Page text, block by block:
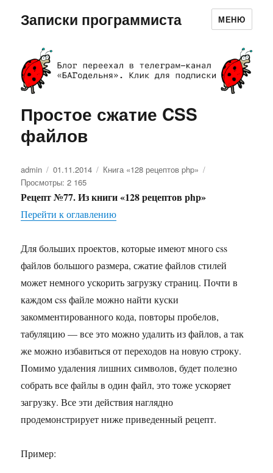
Записки программиста МЕНЮ
Простое сжатие CSS
файлов
Автор
admin Опубликовано
01.11.2014 Рубрики
Книга «128 рецептов php»
Просмотры: 2 165
Рецепт №77. Из книги «128 рецептов php»
Перейти к оглавлению
Для больших проектов, которые имеют много css
файлов большого размера, сжатие файлов стилей
может немного ускорить загрузку страниц. Почти в
каждом css файле можно найти куски
закомментированного кода, повторы пробелов,
табуляцию — все это можно удалить из файлов, а так
же можно избавиться от переходов на новую строку.
Помимо удаления лишних символов, будет полезно
собрать все файлы в один файл, это тоже ускоряет
загрузку. Все эти действия наглядно
продемонстрирует ниже приведенный рецепт.
Пример: